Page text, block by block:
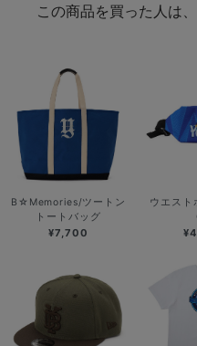
この商品を買った人は
B☆Memories/ツートン
トートバッグ
¥7,700
ウエスト